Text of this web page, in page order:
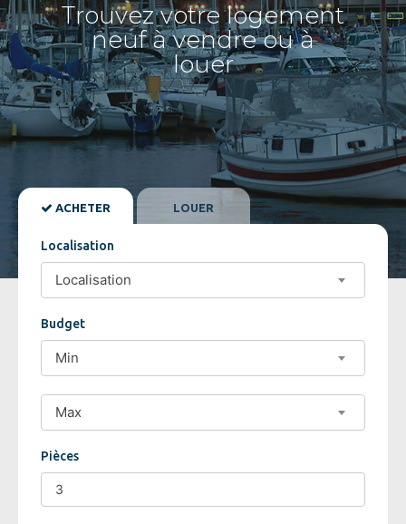
Trouvez votre logement
neuf à vendre ou à
louer
ACHETER LOUER
Localisation
Localisation
Localisation
Budget
Min
Max
Pièces